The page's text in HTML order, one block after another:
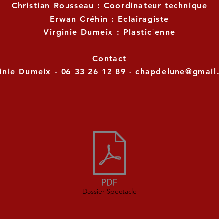
Christian Rousseau : Coordinateur technique
Erwan Créhin : Eclairagiste
Virginie Dumeix : Plasticienne
Contact
Dumeix - 06 33 26 12 89 -
Dossier Spectacle